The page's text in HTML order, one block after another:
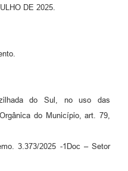
DE 2025.
do Sul, no uso das
do Município, art. 79,
3.373/2025 -1Doc – Setor